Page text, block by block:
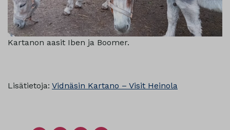
Kartanon aasit Iben ja Boomer.
Lisätietoja: Vidnäsin Kartano – Visit Heinola